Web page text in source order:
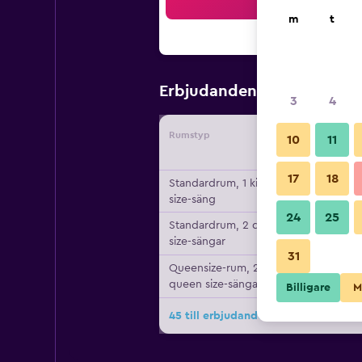
Erbjudanden från
Rumstyp
Standardrum, 1 king
size-säng
Standardrum, 2 queen
size-sängar
Queensize-rum, 2
queen size-sängar
45 till erbjudanden för Best Western
m t
3 4
10 11
17 18
24 25
31
Billigare